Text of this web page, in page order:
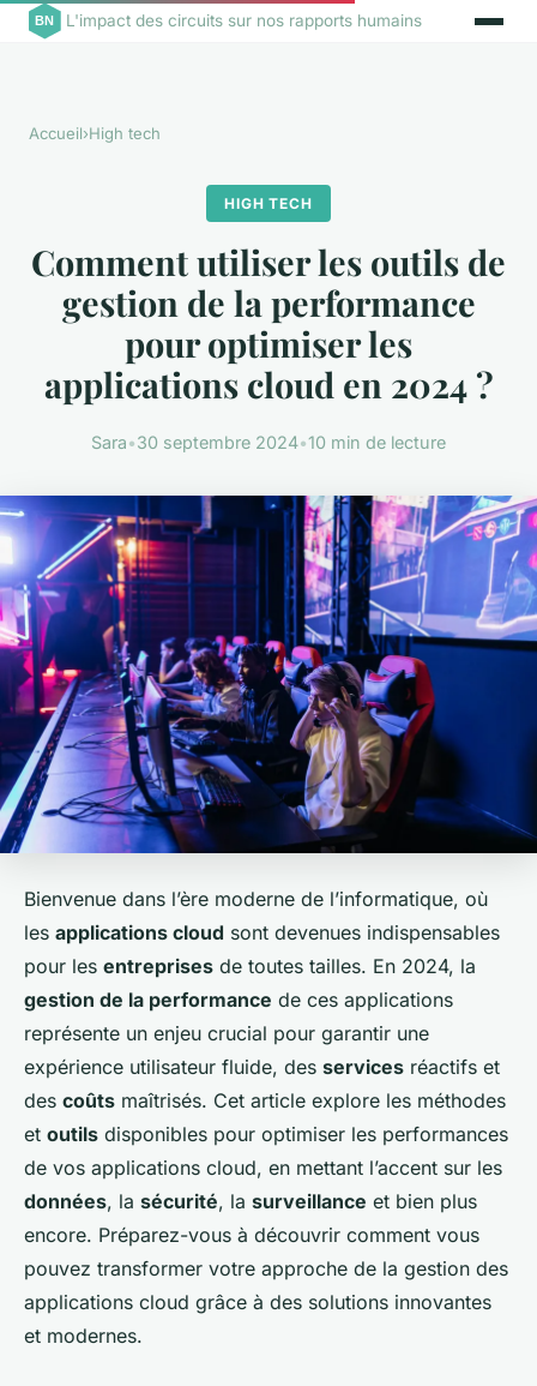
L'impact des circuits sur nos rapports humains
Accueil›High tech
HIGH TECH
Comment utiliser les outils de
gestion de la performance
pour optimiser les
applications cloud en 2024 ?
Sara•30 septembre 2024•10 min de lecture
Bienvenue dans l’ère moderne de l’informatique, où
les applications cloud sont devenues indispensables
pour les entreprises de toutes tailles. En 2024, la
gestion de la performance de ces applications
représente un enjeu crucial pour garantir une
expérience utilisateur fluide, des services réactifs et
des coûts maîtrisés. Cet article explore les méthodes
et outils disponibles pour optimiser les performances
de vos applications cloud, en mettant l’accent sur les
données, la sécurité, la surveillance et bien plus
encore. Préparez-vous à découvrir comment vous
pouvez transformer votre approche de la gestion des
applications cloud grâce à des solutions innovantes
et modernes.